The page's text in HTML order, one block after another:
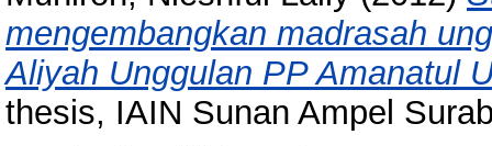
mengembangkan madrasah
Aliyah Unggulan PP Amanatul
thesis, IAIN Sunan Ampel